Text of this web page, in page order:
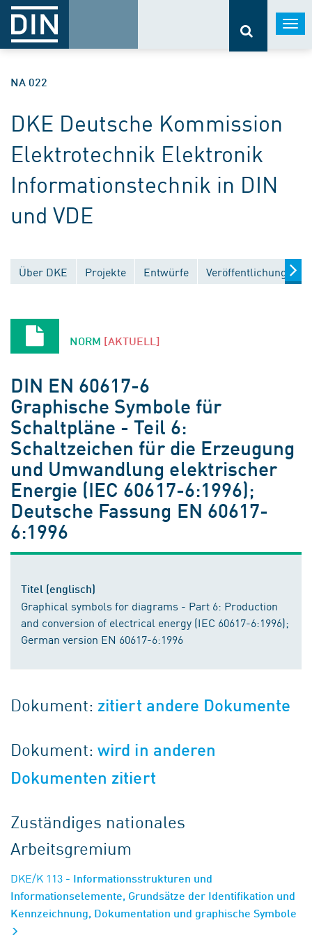
NA 022
DKE Deutsche Kommission
Elektrotechnik Elektronik
Informationstechnik in DIN
und VDE
Über DKE Projekte Entwürfe Veröffentlichungen
NORM [AKTUELL]
DIN EN 60617-6
Graphische Symbole für
Schaltpläne - Teil 6:
Schaltzeichen für die Erzeugung
und Umwandlung elektrischer
Energie (IEC 60617-6:1996);
Deutsche Fassung EN 60617-
6:1996
Titel (englisch)
Graphical symbols for diagrams - Part 6: Production
and conversion of electrical energy (IEC 60617-6:1996);
German version EN 60617-6:1996
Dokument: zitiert andere Dokumente
Dokument:wird in anderen
Dokumenten zitiert
Zuständiges nationales
Arbeitsgremium
DKE/K 113 - Informationsstrukturen und
Informationselemente, Grundsätze der Identifikation und
Kennzeichnung, Dokumentation und graphische Symbole